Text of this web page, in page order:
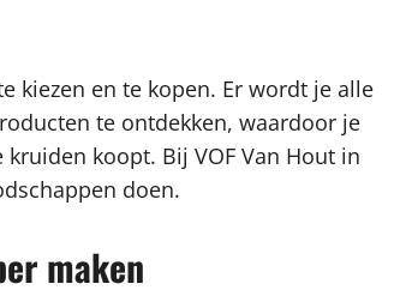
kiezen en te kopen. Er wordt je alle
te ontdekken, waardoor je
koopt. Bij VOF Van Hout in
doen.
maken